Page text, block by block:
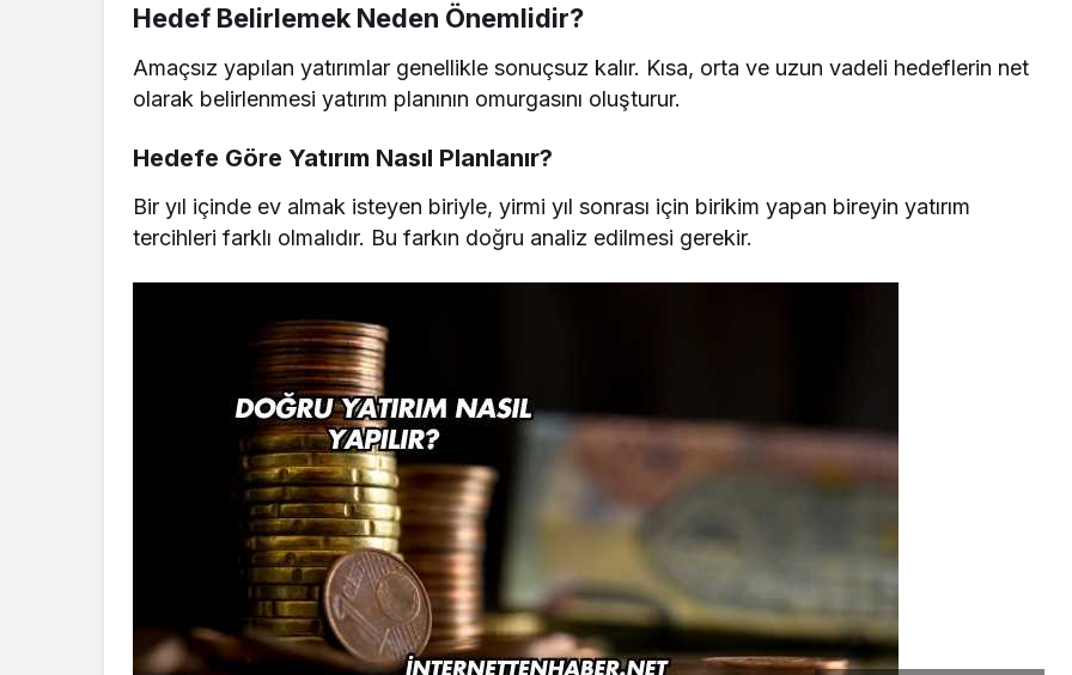
Hedef Belirlemek Neden Önemlidir?
Amaçsız yapılan yatırımlar genellikle sonuçsuz kalır. Kısa, orta ve uzun vadeli hedeflerin net
olarak belirlenmesi yatırım planının omurgasını oluşturur.
Hedefe Göre Yatırım Nasıl Planlanır?
Bir yıl içinde ev almak isteyen biriyle, yirmi yıl sonrası için birikim yapan bireyin yatırım
tercihleri farklı olmalıdır. Bu farkın doğru analiz edilmesi gerekir.